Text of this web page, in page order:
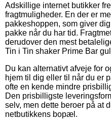
Adskillige internet butikker
fragtmuligheder. En der er
pakkeshoppen, som giver
pakke når du har tid.
derudover den mest
Tin i Tin shaker Prime Bar
Du kan alternativt afveje for
hjem til dig eller til når du er
ofte en kende mindre
Den prisbilligste
selv, men dette beroer på at
netbutikkens bopæl.